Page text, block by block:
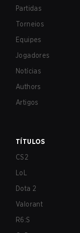
Partidas
Torneios
Equipes
Jogadores
Notícias
Authors
Artigos
TÍTULOS
CS2
LoL
Dota 2
Valorant
R6:S